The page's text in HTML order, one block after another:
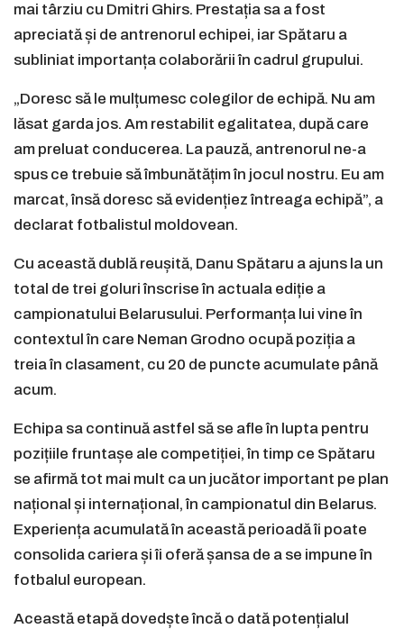
mai târziu cu Dmitri Ghirs. Prestația sa a fost
apreciată și de antrenorul echipei, iar Spătaru a
subliniat importanța colaborării în cadrul grupului.
„Doresc să le mulțumesc colegilor de echipă. Nu am
lăsat garda jos. Am restabilit egalitatea, după care
am preluat conducerea. La pauză, antrenorul ne-a
spus ce trebuie să îmbunătățim în jocul nostru. Eu am
marcat, însă doresc să evidențiez întreaga echipă”, a
declarat fotbalistul moldovean.
Cu această dublă reușită, Danu Spătaru a ajuns la un
total de trei goluri înscrise în actuala ediție a
campionatului Belarusului. Performanța lui vine în
contextul în care Neman Grodno ocupă poziția a
treia în clasament, cu 20 de puncte acumulate până
acum.
Echipa sa continuă astfel să se afle în lupta pentru
pozițiile fruntașe ale competiției, în timp ce Spătaru
se afirmă tot mai mult ca un jucător important pe plan
național și internațional, în campionatul din Belarus.
Experiența acumulată în această perioadă îi poate
consolida cariera și îi oferă șansa de a se impune în
fotbalul european.
Această etapă dovedște încă o dată potențialul